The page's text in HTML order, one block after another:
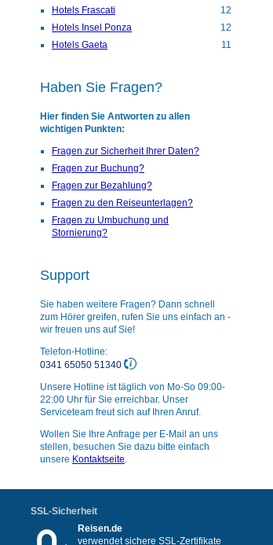
Hotels Frascati
12
Hotels Insel Ponza
12
Hotels Gaeta
11
Haben Sie Fragen?
Hier finden Sie Antworten zu allen
wichtigen Punkten:
Fragen zur Sicherheit Ihrer Daten?
Fragen zur Buchung?
Fragen zur Bezahlung?
Fragen zu den Reiseunterlagen?
Fragen zu Umbuchung und
Stornierung?
Support
Sie haben weitere Fragen? Dann schnell
zum Hörer greifen, rufen Sie uns einfach an -
wir freuen uns auf Sie!
Telefon-Hotline:
0341 65050 51340
Unsere Hotline ist täglich von Mo-So 09:00-
22:00 Uhr für Sie erreichbar. Unser
Serviceteam freut sich auf Ihren Anruf.
Wollen Sie Ihre Anfrage per E-Mail an uns
stellen, besuchen Sie dazu bitte einfach
unsere Kontaktseite.
SSL-Sicherheit
Reisen.de
verwendet sichere SSL-Zertifikate